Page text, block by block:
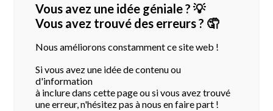
Vous avez une idée géniale ? 💡
Vous avez trouvé des erreurs ? 🤦
Nous améliorons constamment ce site web !
Si vous avez une idée de contenu ou
d'information
à inclure dans cette page ou si vous avez trouvé
une erreur, n'hésitez pas à nous en faire part !